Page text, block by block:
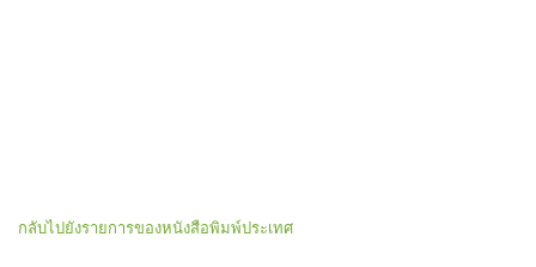
กลับไปยังรายการของหนังสือพิมพ์ประเทศ